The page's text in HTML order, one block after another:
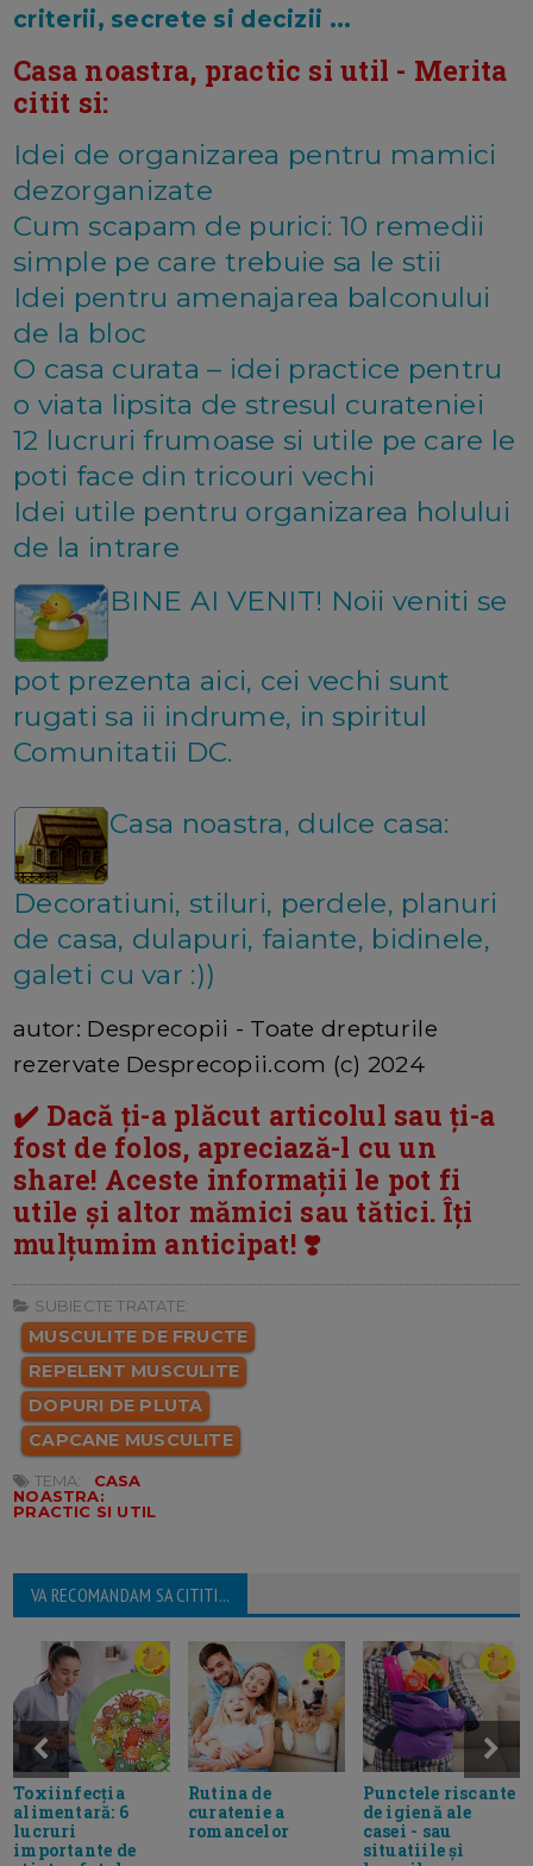
criterii, secrete si decizii ...
Casa noastra, practic si util - Merita
citit si:
Idei de organizarea pentru mamici
dezorganizate
Cum scapam de purici: 10 remedii
simple pe care trebuie sa le stii
Idei pentru amenajarea balconului
de la bloc
O casa curata – idei practice pentru
o viata lipsita de stresul curateniei
12 lucruri frumoase si utile pe care le
poti face din tricouri vechi
Idei utile pentru organizarea holului
de la intrare
BINE AI VENIT! Noii veniti se
pot prezenta aici, cei vechi sunt
rugati sa ii indrume, in spiritul
Comunitatii DC.
Casa noastra, dulce casa:
Decoratiuni, stiluri, perdele, planuri
de casa, dulapuri, faiante, bidinele,
galeti cu var :))
autor: Desprecopii - Toate drepturile
rezervate Desprecopii.com (c) 2024
✔️ Dacă ți-a plăcut articolul sau ți-a
fost de folos, apreciază-l cu un
share! Aceste informații le pot fi
utile și altor mămici sau tătici. Îți
mulțumim anticipat! ❣️
SUBIECTE TRATATE:
MUSCULITE DE FRUCTE
REPELENT MUSCULITE
DOPURI DE PLUTA
CAPCANE MUSCULITE
TEMA:
CASA
NOASTRA:
PRACTIC SI UTIL
VA RECOMANDAM SA CITITI...
Toxiinfecția
alimentară: 6
lucruri
importante de
Rutina de
curatenie a
romancelor
Punctele riscante
de igienă ale
casei - sau
situatiile și